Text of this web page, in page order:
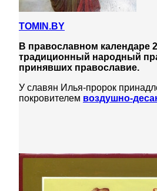
TOMIN.BY
В православном календаре
традиционный народный
принявших православие.
У славян Илья-пророк
покровителем воздушно-